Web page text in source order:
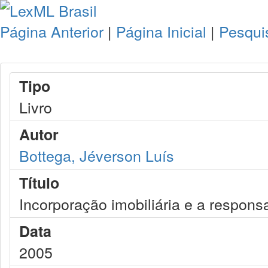
Página Anterior | Página Inicial |
Tipo
Livro
Autor
Bottega, Jéverson Luís
Título
Incorporação imobiliária e a
Data
2005